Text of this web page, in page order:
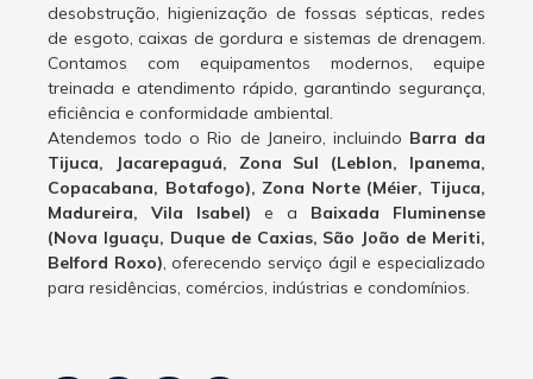
desobstrução, higienização de fossas sépticas, redes
de esgoto, caixas de gordura e sistemas de drenagem.
Contamos com equipamentos modernos, equipe
treinada e atendimento rápido, garantindo segurança,
eficiência e conformidade ambiental.
Atendemos todo o Rio de Janeiro, incluindo Barra da
Tijuca, Jacarepaguá, Zona Sul (Leblon, Ipanema,
Copacabana, Botafogo), Zona Norte (Méier, Tijuca,
Madureira, Vila Isabel) e a Baixada Fluminense
(Nova Iguaçu, Duque de Caxias, São João de Meriti,
Belford Roxo), oferecendo serviço ágil e especializado
para residências, comércios, indústrias e condomínios.